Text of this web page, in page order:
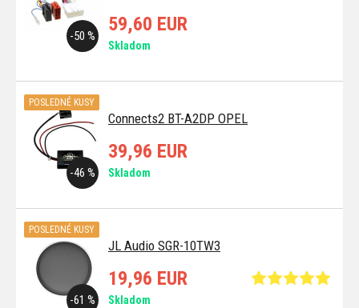
-50 %
59,60 EUR
Skladom
Connects2 BT-A2DP OPEL
-46 %
POSLEDNÉ KUSY
39,96 EUR
Skladom
JL Audio SGR-10TW3
-61 %
POSLEDNÉ KUSY
19,96 EUR
Skladom